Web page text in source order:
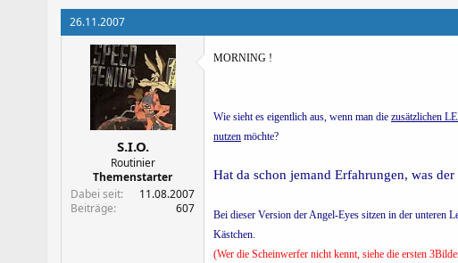
26.11.2007
S.I.O.
Routinier
Themenstarter
Dabei seit
11.08.2007
Beiträge
607
MORNING !
Wie sieht es eigentlich aus, wenn man die zusätzlichen
nutzen möchte?
Hat da schon jemand Erfahrungen, was
Bei dieser Version der Angel-Eyes sitzen in der unteren
Kästchen.
(Wer die Scheinwerfer nicht kennt, siehe die ersten